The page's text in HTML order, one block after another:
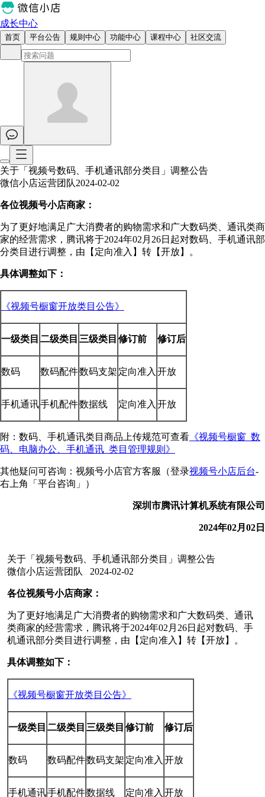
成长中心
首页 平台公告 规则中心 功能中心 课程中心 社区交流
关于「视频号数码、手机通讯部分类目」调整公告
微信小店运营团队2024-02-02
各位视频号小店商家：
为了更好地满足广大消费者的购物需求和广大数码类、通讯类商
家的经营需求， 腾讯将于2024年02月26日起对数码、手机通讯部
分类目进行调整，由【定向准入】转【开放】。
具体调整如下：
《视频号橱窗开放类目公告》
一级类目 二级类目 三级类目 修订前 修订后
数码 数码配件数码支架 定向准入 开放
手机通讯手机配件数据线 定向准入 开放
附：数码、手机通讯类目商品上传规范可查看 《视频号橱窗_数
码、电脑办公、手机通讯_类目管理规则》
其他疑问可咨询：视频号小店官方客服（登录视频号小店后台-
右上角「平台咨询」）
深圳市腾讯计算机系统有限公司
2024年02月02日
关于「视频号数码、手机通讯部分类目」调整公告
微信小店运营团队
2024-02-02
各位视频号小店商家：
为了更好地满足广大消费者的购物需求和广大数码类、通讯
类商家的经营需求， 腾讯将于2024年02月26日起对数码、手
机通讯部分类目进行调整，由【定向准入】转【开放】。
具体调整如下：
《视频号橱窗开放类目公告》
一级类目 二级类目 三级类目 修订前 修订后
数码 数码配件数码支架 定向准入 开放
手机通讯手机配件数据线 定向准入 开放